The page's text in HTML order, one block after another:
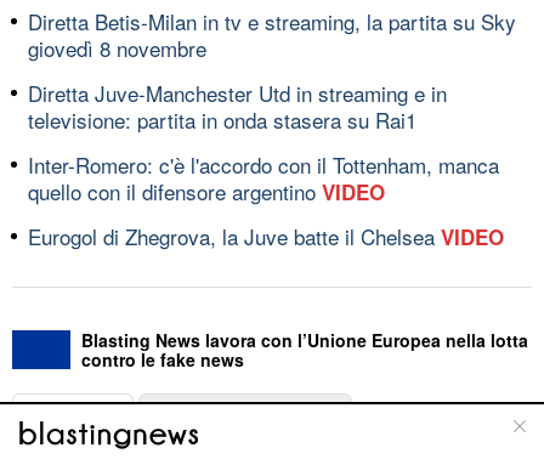
Diretta Betis-Milan in tv e streaming, la partita su Sky
giovedì 8 novembre
Diretta Juve-Manchester Utd in streaming e in
televisione: partita in onda stasera su Rai1
Inter-Romero: c'è l'accordo con il Tottenham, manca
quello con il difensore argentino VIDEO
Eurogol di Zhegrova, la Juve batte il Chelsea VIDEO
Blasting News lavora con l’Unione Europea nella lotta
contro le fake news
ABOUT